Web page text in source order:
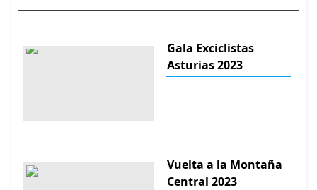
Gala Exciclistas
Asturias 2023
Vuelta a la Montaña
Central 2023